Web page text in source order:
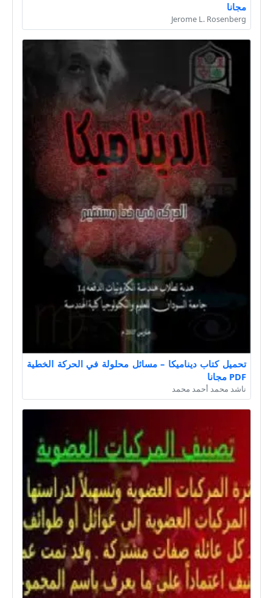
مجانا
Jerome L. Rosenberg
تحميل كتاب ديناميكا – مسائل محلولة في الحركة الخطية
PDF مجانا
ناشد محمد أحمد محمد